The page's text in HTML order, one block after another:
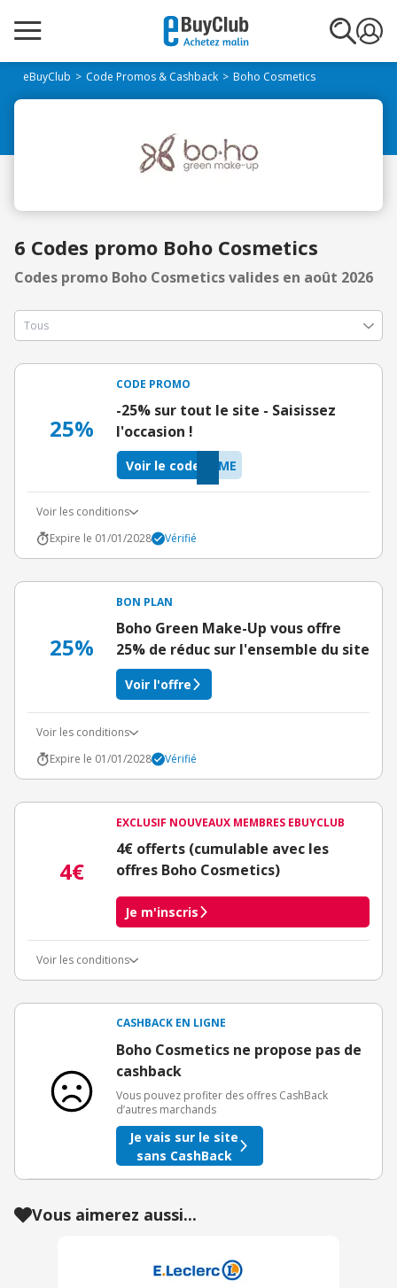
eBuyClub Code Promos & Cashback Boho Cosmetics
6 Codes promo Boho Cosmetics
Codes promo Boho Cosmetics valides en août 2026
25%
CODE PROMO
-25% sur tout le site - Saisissez
l'occasion !
IME
Voir le code
Voir les conditions
Expire le 01/01/2028
Vérifié
25%
BON PLAN
Boho Green Make-Up vous offre
25% de réduc sur l'ensemble du site
Voir l'offre
Voir les conditions
Expire le 01/01/2028
Vérifié
4€
EXCLUSIF NOUVEAUX MEMBRES EBUYCLUB
4€ offerts (cumulable avec les
offres Boho Cosmetics)
Je m'inscris
Voir les conditions
3€ de bienvenue crédités immédiatement + 1€ supplémentaire
Offre réservée à une toute première inscription chez eBuyClub.
CASHBACK EN LIGNE
Boho Cosmetics ne propose pas de
cashback
Vous pouvez profiter des offres CashBack
d’autres marchands
Je vais sur le site
sans CashBack
Vous aimerez aussi...